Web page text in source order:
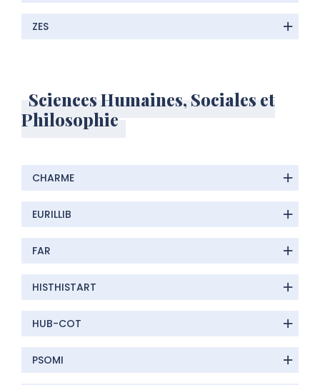
ZES
Sciences Humaines, Sociales et
Philosophie
CHARME
EURILLIB
FAR
HISTHISTART
HUB-COT
PSOMI